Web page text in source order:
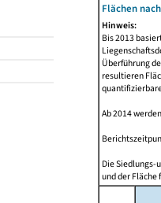
Flächen
Hinweis:
Bis 2013
Überführung
resultieren
Ab 2014
Die Siedlungs-
und der Fläche